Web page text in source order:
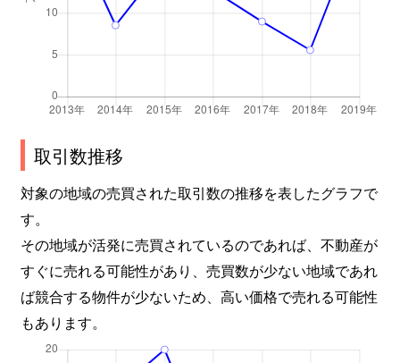
取引数推移
対象の地域の売買された取引数の推移を表したグラフで
す。
その地域が活発に売買されているのであれば、不動産が
すぐに売れる可能性があり、売買数が少ない地域であれ
ば競合する物件が少ないため、高い価格で売れる可能性
もあります。